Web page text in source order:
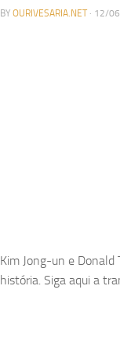
BY OURIVESARIA.NET · 12/
Kim Jong-un e Donald
história. Siga aqui a